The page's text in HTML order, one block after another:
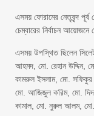
এসময় ফোরামের নেতৃবৃন্দ
চেম্বারের নির্বাচন
এসময় উপস্থিত ছিলেন সিলেট
আহমদ, মো. রেহান উদ্দিন,
কামরুল ইসলাম, মো. সফিকুর
মো. আজিজুল করিম, মো.
কামাল, মো. নুরুল আলম,